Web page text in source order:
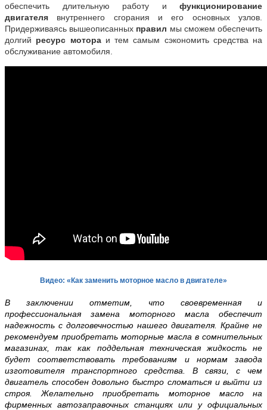
обеспечить длительную работу и функционирование
двигателя внутреннего сгорания и его основных узлов.
Придерживаясь вышеописанных правил мы сможем обеспечить
долгий ресурс мотораи тем самым сэкономить средства на
обслуживание автомобиля.
Видео: «Как заменить моторное масло в двигателе»
В заключении отметим, что своевременная и
профессиональная замена моторного масла обеспечит
надежность с долговечностью нашего двигателя. Крайне не
рекомендуем приобретать моторные масла в сомнительных
магазинах, так как поддельная техническая жидкость не
будет соответствовать требованиям и нормам завода
изготовителя транспортного средства. В связи, с чем
двигатель способен довольно быстро сломаться и выйти из
строя. Желательно приобретать моторное масло на
фирменных автозаправочных станциях или у официальных